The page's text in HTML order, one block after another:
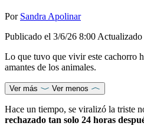
Por Sandra Apolinar
Publicado el 3/6/26 8:00 Actualizado
Lo que tuvo que vivir este cachorro
amantes de los animales.
Ver más Ver menos
Hace un tiempo, se viralizó la triste
rechazado tan solo 24 horas